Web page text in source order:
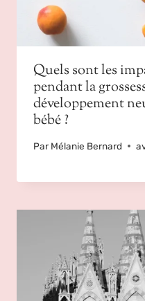
Quels sont les
pendant la
développement
bébé ?
Par Mélanie Bernard